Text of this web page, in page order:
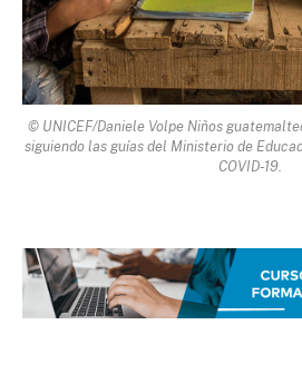
© UNICEF/Daniele Volpe Niños
siguiendo las guías del Ministerio de
COVID-19.